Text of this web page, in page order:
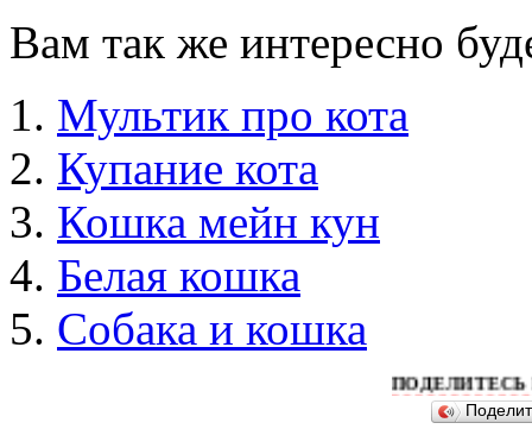
Вам так же интересно
Мультик про кота
Купание кота
Кошка мейн кун
Белая кошка
Собака и кошка
ПОДЕЛИТЕСЬ